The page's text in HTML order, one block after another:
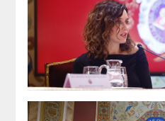
ODONTOLOGIA
ORTOGNATIA
NÚMERO